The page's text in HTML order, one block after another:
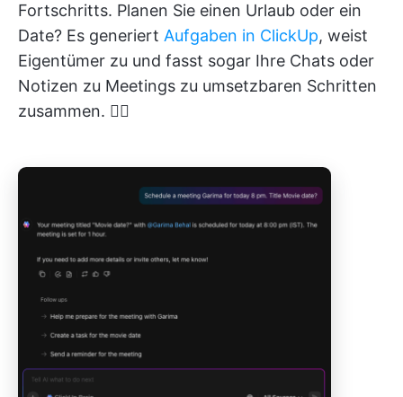
Fortschritts. Planen Sie einen Urlaub oder ein
Date? Es generiert Aufgaben in ClickUp, weist
Eigentümer zu und fasst sogar Ihre Chats oder
Notizen zu Meetings zu umsetzbaren Schritten
zusammen. 👇🏼